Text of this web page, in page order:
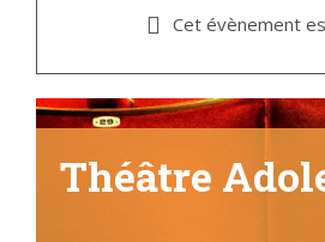
Cet évènement
Théâtre